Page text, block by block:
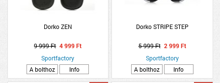
Dorko ZEN
9 999 Ft 4 999 Ft
Sportfactory
A bolthoz
Info
Dorko STRIPE STEP
5 999 Ft 2 999 Ft
Sportfactory
A bolthoz
Info